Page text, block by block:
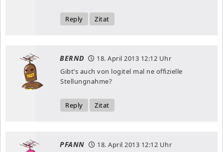
Reply Zitat
BERND 18. April 2013 12:12 Uhr
Gibt’s auch von logitel mal ne offizielle
Stellungnahme?
Reply Zitat
PFANN 18. April 2013 12:12 Uhr